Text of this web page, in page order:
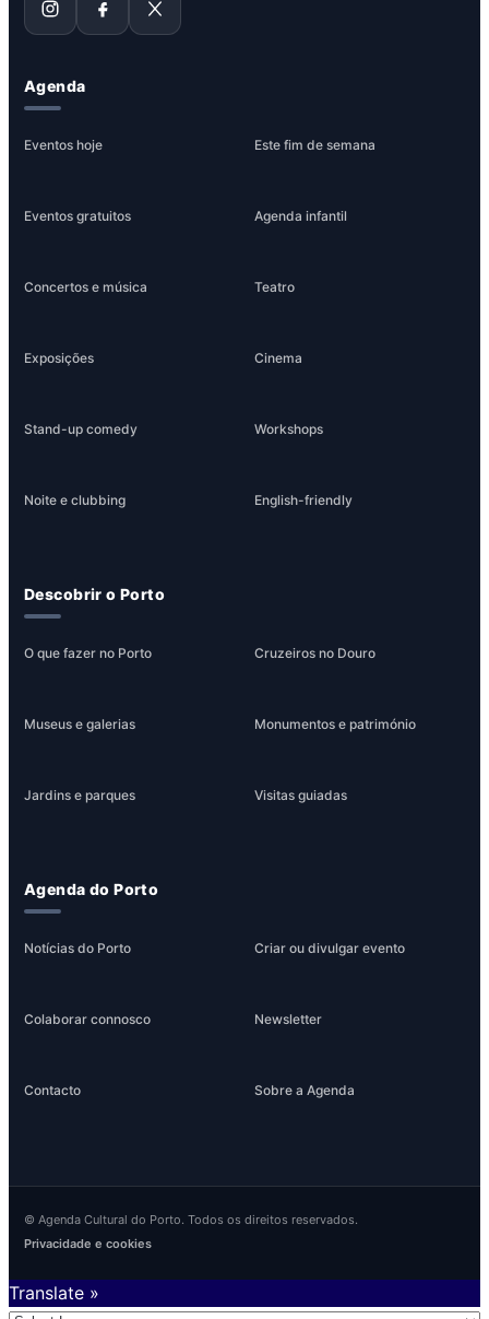
Agenda
Eventos hoje Este fim de semana
Eventos gratuitos Agenda infantil
Concertos e música Teatro
Exposições Cinema
Stand-up comedy Workshops
Noite e clubbing English-friendly
Descobrir o Porto
O que fazer no Porto Cruzeiros no Douro
Museus e galerias Monumentos e património
Jardins e parques Visitas guiadas
Agenda do Porto
Notícias do Porto Criar ou divulgar evento
Colaborar connosco Newsletter
Contacto Sobre a Agenda
© Agenda Cultural do Porto. Todos os direitos reservados.
Privacidade e cookies
Translate »